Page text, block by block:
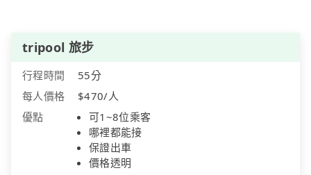
tripool 旅步
行程時間
55分
每人價格
$470/人
優點
可1~8位乘客
哪裡都能接
保證出車
價格透明